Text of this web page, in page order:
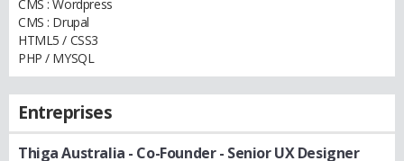
CMS : Wordpress
CMS : Drupal
HTML5 / CSS3
PHP / MYSQL
Entreprises
Thiga Australia - Co-Founder - Senior UX Designer